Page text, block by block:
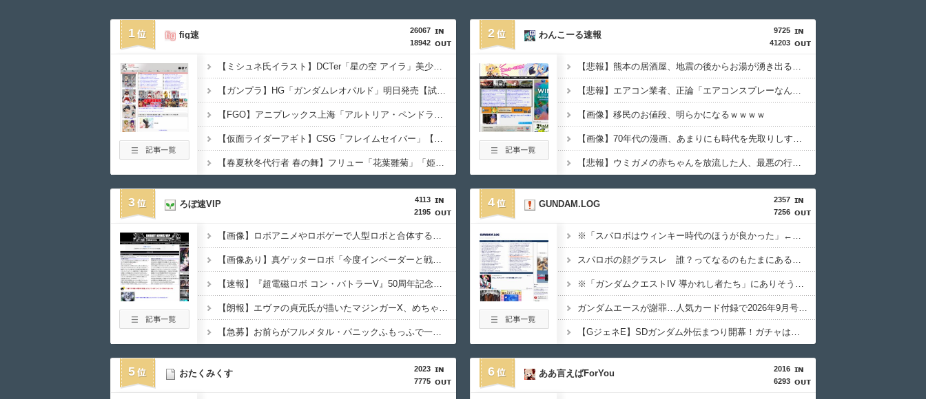
1
26067
18942
fig速
【ミシュネ氏イラスト】DCTer「星の空 アイラ」美少女フィギュア【予約開始】
【ガンプラ】HG「ガンダムレオパルド」明日発売【試作・パッケージ画像追加】
【FGO】アニプレックス上海「アルトリア・ペンドラゴン」「リリス」【フィギュア化決定】
【仮面ライダーアギト】CSG「フレイムセイバー」【プレバン受注開始】
【春夏秋冬代行者 春の舞】フリュー「花葉雛菊」「姫鷹さくら」プライズフィギュア【彩色原型公開】
2
9725
41203
わんこーる速報
【悲報】熊本の居酒屋、地震の後からお湯が湧き出るようになるｗｗｗｗ
【悲報】エアコン業者、正論「エアコンスプレーなんて使わない方がいい」ﾄﾞﾝｯ！
【画像】移民のお値段、明らかになるｗｗｗｗ
【画像】70年代の漫画、あまりにも時代を先取りしすぎていたｗｗｗｗ
【悲報】ウミガメの赤ちゃんを放流した人、最悪の行動だと叩かれるｗｗｗｗ
3
4113
2195
ろぼ速VIP
【画像】ロボアニメやロボゲーで人型ロボと合体する巨大なオプション装備に脳を焼かれた事がある奴ｗｗｗｗ
【画像あり】真ゲッターロボ「今度インベーダーと戦うんですって？コツ教えましょうか？」ガンダム「…」
【速報】『超電磁ロボ コン・バトラーV』50周年記念特別映像が公開！コン・バトラーV6…！？ビクトリーファイブのコン・バトラーV6じゃないか！！！（動画あり）
【朗報】エヴァの貞元氏が描いたマジンガーX、めちゃくちゃカッコいい…（画像あり）
【急募】お前らがフルメタル・パニックふもっふで一番好きな回（画像あり）
4
2357
7256
GUNDAM.LOG
※「スパロボはウィンキー時代のほうが良かった」←具体的には？
スパロボの顔グラスレ 誰？ってなるのもたまにあるよな
※「ガンダムクエストIV 導かれし者たち」にありそうなこと
ガンダムエースが謝罪…人気カード付録で2026年9月号が全国的に入手困難に
【GジェネE】SDガンダム外伝まつり開幕！ガチャは来週かな？
5
2023
7775
おたくみくす 6
2016
6293
ああ言えばForYou